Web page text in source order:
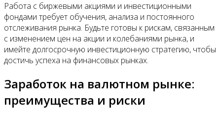
Работа с биржевыми акциями и инвестиционными
фондами требует обучения, анализа и постоянного
отслеживания рынка. Будьте готовы к рискам, связанным
с изменением цен на акции и колебаниями рынка, и
имейте долгосрочную инвестиционную стратегию, чтобы
достичь успеха на финансовых рынках.
Заработок на валютном рынке:
преимущества и риски